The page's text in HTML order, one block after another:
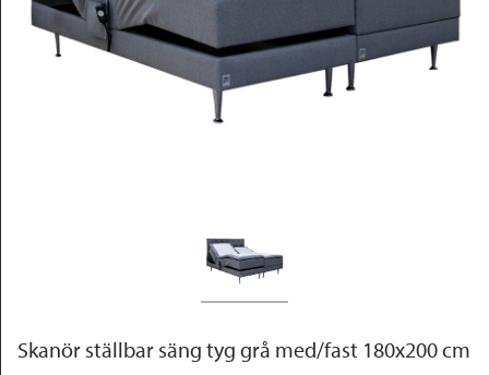
Belysning
Utemöbler
Skanör ställbar säng tyg grå med/fast 180x200 cm